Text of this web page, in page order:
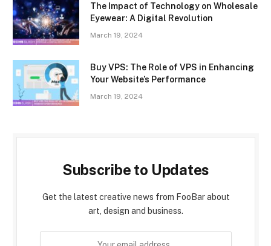
The Impact of Technology on Wholesale
Eyewear: A Digital Revolution
March 19, 2024
Buy VPS: The Role of VPS in Enhancing
Your Website’s Performance
March 19, 2024
Subscribe to Updates
Get the latest creative news from FooBar about
art, design and business.